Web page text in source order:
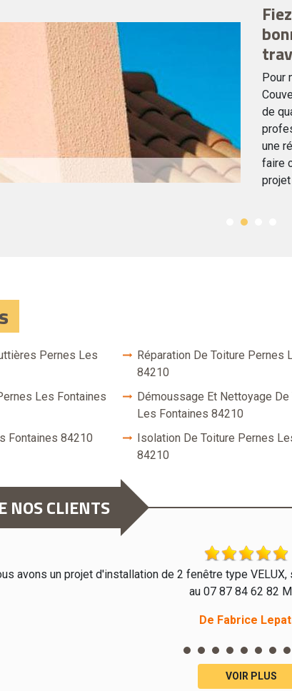
Pour
de
une
faire
Pernes Les
Les Fontaines
Fontaines 84210
Réparation De Toiture Pernes
84210
Démoussage Et Nettoyage
Les Fontaines 84210
Isolation De Toiture Pernes
84210
NOS CLIENTS
avons un projet d'installation de 2 fenêtre type VELUX,
au 07 87 84 62 82
De Fabrice
VOIR PLUS